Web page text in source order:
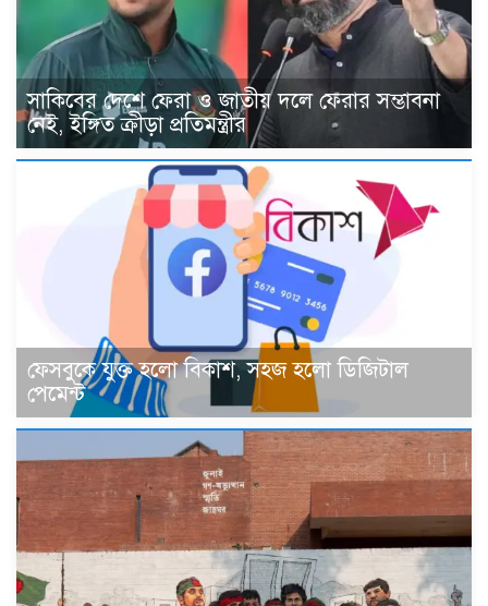
সাকিবের দেশে ফেরা ও জাতীয় দলে ফেরার সম্ভাবনা
নেই, ইঙ্গিত ক্রীড়া প্রতিমন্ত্রীর
ফেসবুকে যুক্ত হলো বিকাশ, সহজ হলো ডিজিটাল
পেমেন্ট